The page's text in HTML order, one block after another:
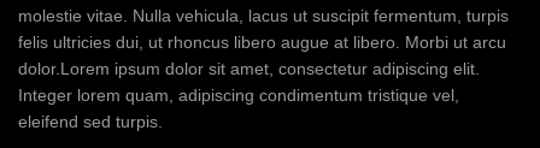
molestie vitae. Nulla vehicula, lacus ut suscipit fermentum, turpis
felis ultricies dui, ut rhoncus libero augue at libero. Morbi ut arcu
dolor.Lorem ipsum dolor sit amet, consectetur adipiscing elit.
Integer lorem quam, adipiscing condimentum tristique vel,
eleifend sed turpis.